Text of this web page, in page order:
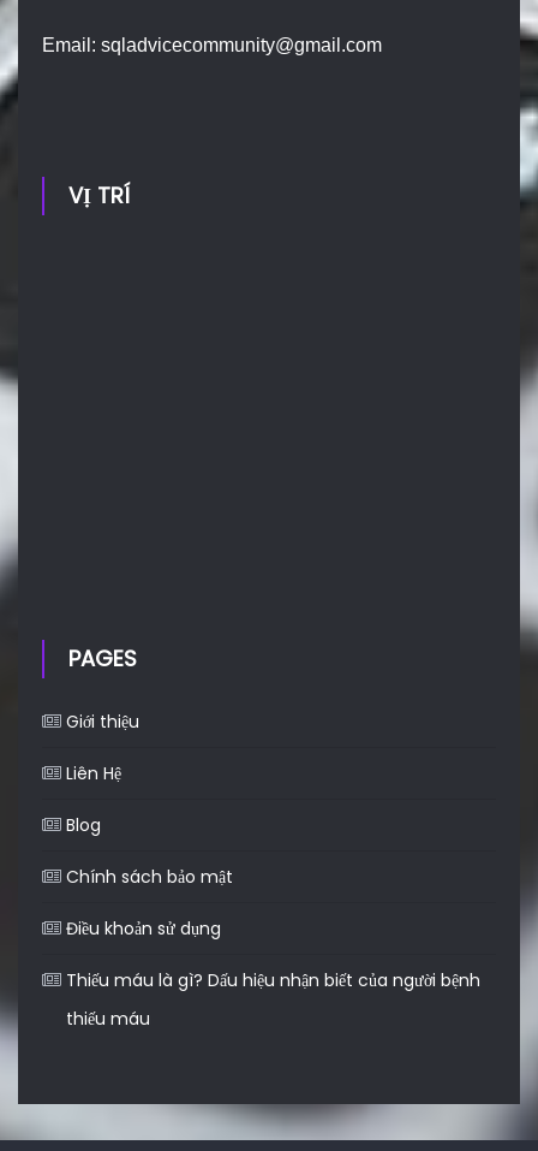
Email:sqladvicecommunity@gmail.com
VỊ TRÍ
PAGES
Giới thiệu
Liên Hệ
Blog
Chính sách bảo mật
Điều khoản sử dụng
Thiếu máu là gì? Dấu hiệu nhận biết của người bệnh
thiếu máu